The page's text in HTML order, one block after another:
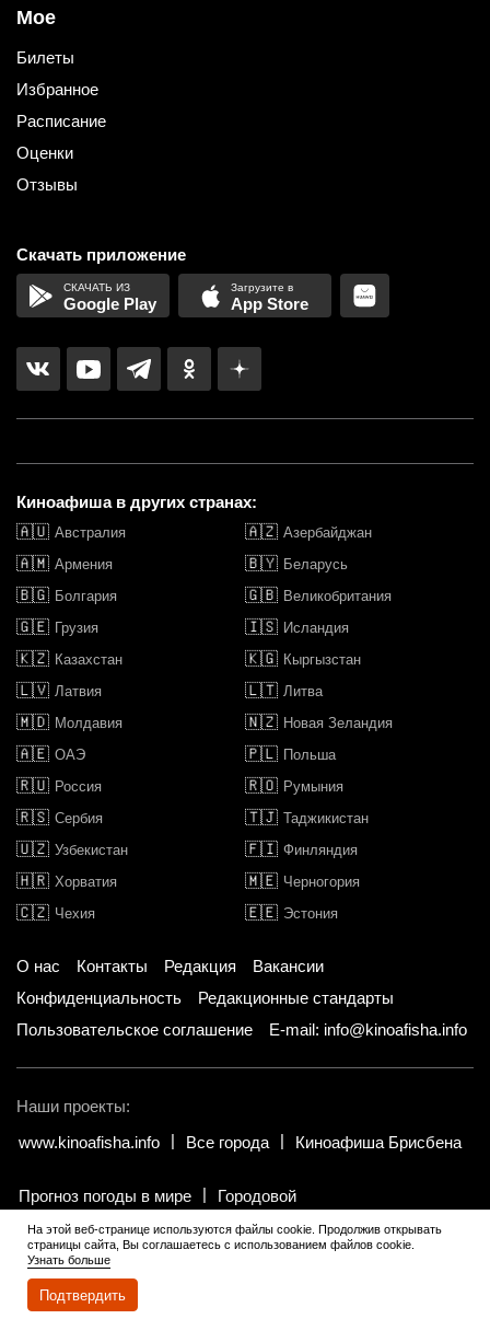
Мое
Билеты
Избранное
Расписание
Оценки
Отзывы
Скачать приложение
Google Play App Store
Киноафиша в других странах:
🇦🇺 Австралия 🇦🇿 Азербайджан
🇦🇲 Армения 🇧🇾 Беларусь
🇧🇬 Болгария 🇬🇧 Великобритания
🇬🇪 Грузия 🇮🇸 Исландия
🇰🇿 Казахстан 🇰🇬 Кыргызстан
🇱🇻 Латвия 🇱🇹 Литва
🇲🇩 Молдавия 🇳🇿 Новая Зеландия
🇦🇪 ОАЭ 🇵🇱 Польша
🇷🇺 Россия 🇷🇴 Румыния
🇷🇸 Сербия 🇹🇯 Таджикистан
🇺🇿 Узбекистан 🇫🇮 Финляндия
🇭🇷 Хорватия 🇲🇪 Черногория
🇨🇿 Чехия 🇪🇪 Эстония
О нас Контакты Редакция
Вакансии
Конфиденциальность
Редакционные стандарты
Пользовательское соглашение
E-mail: info@kinoafisha.info
Наши проекты:
www.kinoafisha.info
Все города Киноафиша Брисбена
Прогноз погоды в мире Городовой
© 2002-2026 Все права и материалы принадлежат «Киноафиша».
Копирование информации только с письменного разрешения
редакции.
На этой веб-странице используются файлы cookie. Продолжив открывать
страницы сайта, Вы соглашаетесь с использованием файлов cookie.
Узнать больше
Подтвердить